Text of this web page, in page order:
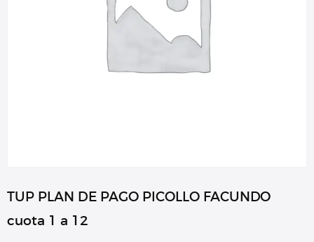
TUP PLAN DE PAGO PICOLLO FACUNDO
cuota 1 a 12